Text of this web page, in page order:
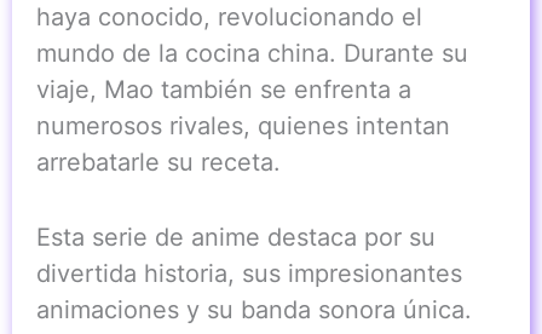
haya conocido, revolucionando el
mundo de la cocina china. Durante su
viaje, Mao también se enfrenta a
numerosos rivales, quienes intentan
arrebatarle su receta.
Esta serie de anime destaca por su
divertida historia, sus impresionantes
animaciones y su banda sonora única.